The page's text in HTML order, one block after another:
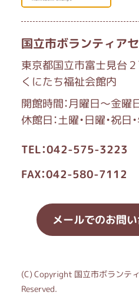
国立市ボランティア
東京都国立市富士見台
くにたち福祉会館内
開館時間：月曜日～金
休館日：土曜・日曜・祝日
TEL：042-575-3223
FAX：042-580-7112
メールでのお問
(C) Copyright 国立市ボランテ
Reserved.